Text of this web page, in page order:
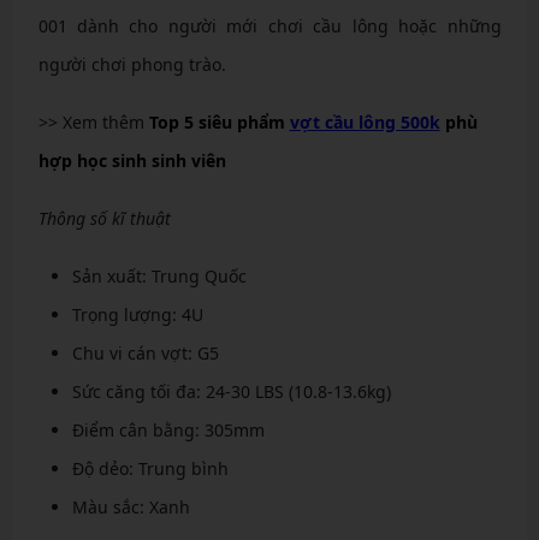
001 dành cho người mới chơi cầu lông hoặc những
người chơi phong trào.
>> Xem thêm Top 5 siêu phẩm vợt cầu lông 500k phù
hợp học sinh sinh viên
Thông số kĩ thuật
Sản xuất: Trung Quốc
Trọng lượng: 4U
Chu vi cán vợt: G5
Sức căng tối đa: 24-30 LBS (10.8-13.6kg)
Điểm cân bằng: 305mm
Độ dẻo: Trung bình
Màu sắc: Xanh